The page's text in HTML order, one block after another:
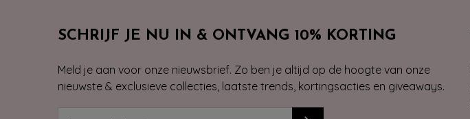
SCHRIJF JE NU IN & ONTVANG 10% KORTING
Meld je aan voor onze nieuwsbrief. Zo ben je altijd op de hoogte van onze
nieuwste & exclusieve collecties, laatste trends, kortingsacties en giveaways.